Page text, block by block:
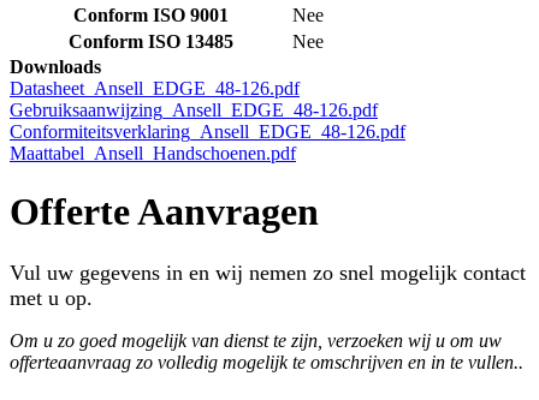
Conform ISO 9001
Nee
Conform ISO 13485
Nee
Downloads
Datasheet_Ansell_EDGE_48-126.pdf
Gebruiksaanwijzing_Ansell_EDGE_48-126.pdf
Conformiteitsverklaring_Ansell_EDGE_48-126.pdf
Maattabel_Ansell_Handschoenen.pdf
Offerte Aanvragen
Vul uw gegevens in en wij nemen zo snel mogelijk contact
met u op.
Om u zo goed mogelijk van dienst te zijn, verzoeken wij u om uw
offerteaanvraag zo volledig mogelijk te omschrijven en in te vullen..